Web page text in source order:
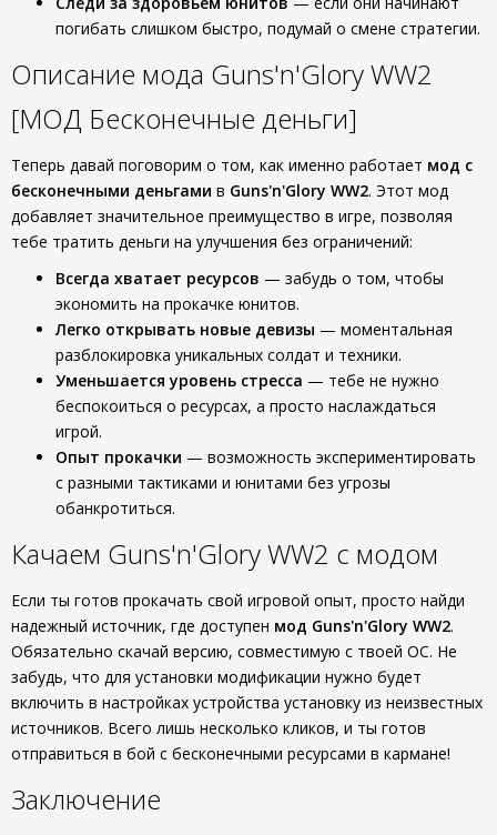
погибать слишком быстро, подумай о смене стратегии.
Описание мода Guns'n'Glory WW2
[МОД Бесконечные деньги]
Теперь давай поговорим о том, как именно работает мод с
бесконечными деньгами в Guns'n'Glory WW2. Этот мод
добавляет значительное преимущество в игре, позволяя
тебе тратить деньги на улучшения без ограничений:
Всегда хватает ресурсов — забудь о том, чтобы
экономить на прокачке юнитов.
Легко открывать новые девизы — моментальная
разблокировка уникальных солдат и техники.
Уменьшается уровень стресса — тебе не нужно
беспокоиться о ресурсах, а просто наслаждаться
игрой.
Опыт прокачки — возможность экспериментировать
с разными тактиками и юнитами без угрозы
обанкротиться.
Качаем Guns'n'Glory WW2 с модом
Если ты готов прокачать свой игровой опыт, просто найди
надежный источник, где доступен мод Guns'n'Glory WW2.
Обязательно скачай версию, совместимую с твоей ОС. Не
забудь, что для установки модификации нужно будет
включить в настройках устройства установку из неизвестных
источников. Всего лишь несколько кликов, и ты готов
отправиться в бой с бесконечными ресурсами в кармане!
Заключение